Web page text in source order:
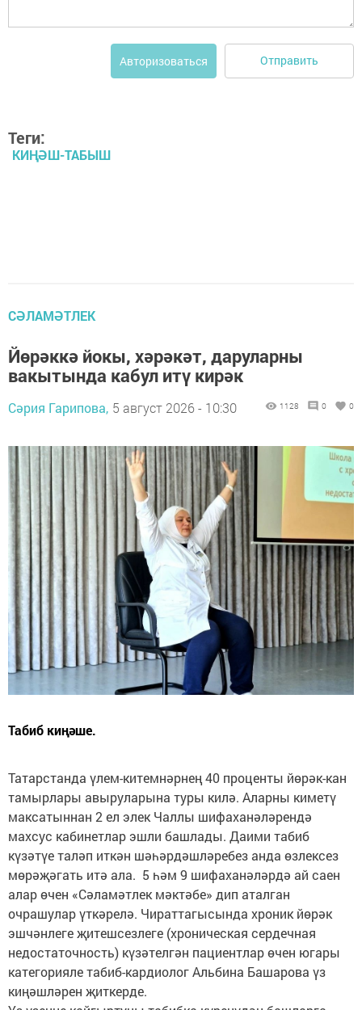
Авторизоваться Отправить
Теги:
КИҢӘШ-ТАБЫШ
СӘЛАМӘТЛЕК
Йөрәккә йокы, хәрәкәт, даруларны
вакытында кабул итү кирәк
Сәрия Гарипова, 5 август 2026 - 10:30 1128 0 0
Табиб киңәше.
Татарстанда үлем-китемнәрнең 40 проценты йөрәк-кан
тамырлары авыруларына туры килә. Аларны киметү
максатыннан 2 ел элек Чаллы шифаханәләрендә
махсус кабинетлар эшли башлады. Даими табиб
күзәтүе таләп иткән шәһәрдәшләребез анда өзлексез
мөрәҗәгать итә ала. 5 һәм 9 шифаханәләрдә ай саен
алар өчен «Сәламәтлек мәктәбе» дип аталган
очрашулар үткәрелә. Чираттагысында хроник йөрәк
эшчәнлеге җитешсезлеге (хроническая сердечная
недостаточность) күзәтелгән пациентлар өчен югары
категорияле табиб-кардиолог Альбина Башарова үз
киңәшләрен җиткерде.